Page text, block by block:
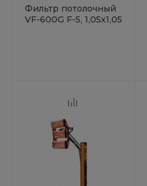
Фильтр потолочный
VF-600G F-5, 1,05х1,05